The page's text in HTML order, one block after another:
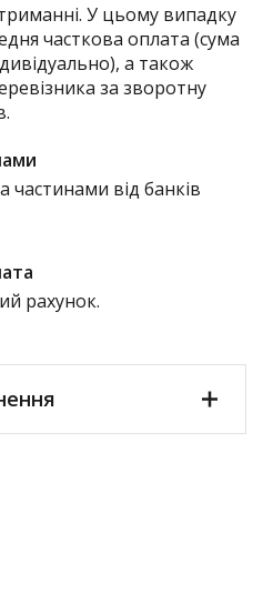
У цьому випадку
часткова оплата (сума
а також
за зворотну
частинами від банків
рахунок.